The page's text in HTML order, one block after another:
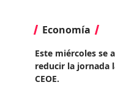
Economía
Este miércoles se
reducir la jornada
CEOE.